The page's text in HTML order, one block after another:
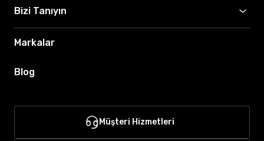
Bizi Tanıyın
Markalar
Blog
Müşteri Hizmetleri